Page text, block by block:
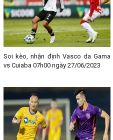
Soi kèo, nhận định Vasco da Gama
vs Cuiaba 07h00 ngày 27/06/2023